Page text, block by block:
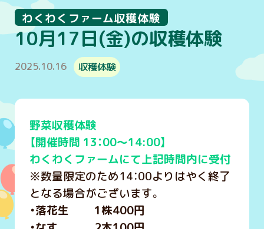
10月17日(金)の収穫体験
わくわくファーム収穫体験
2025.10.16 収穫体験
野菜収穫体験
【開催時間 13：00～14:00】
わくわくファームにて上記時間内に受付
※数量限定のため14：00よりはやく終了
となる場合がございます。
・落花生 1株400円